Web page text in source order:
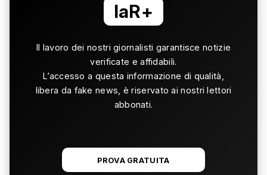
laR+
Il lavoro dei nostri giornalisti garantisce notizie
verificate e affidabili.
L’accesso a questa informazione di qualità,
libera da fake news, è riservato ai nostri lettori
abbonati.
PROVA GRATUITA